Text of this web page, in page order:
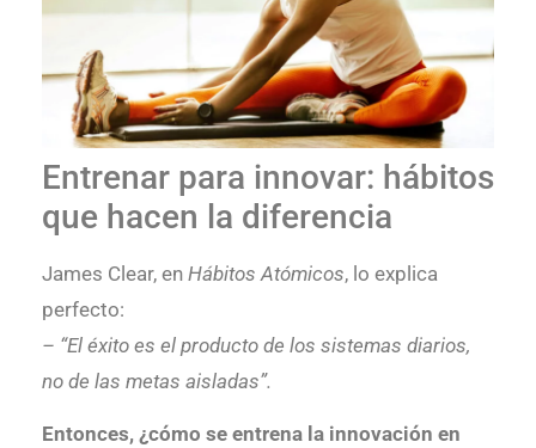
Entrenar para innovar: hábitos
que hacen la diferencia
James Clear, en Hábitos Atómicos, lo explica
perfecto:
– “El éxito es el producto de los sistemas diarios,
no de las metas aisladas”.
Entonces, ¿cómo se entrena la innovación en